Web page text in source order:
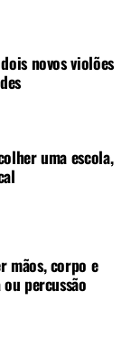
novos violões
uma escola,
mãos, corpo e
percussão